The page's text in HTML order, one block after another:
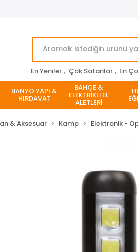
En Yeniler , Çok Satanlar , En
BANYO YAPI &
HIRDAVAT
BAHÇE &
ELEKTRİKLİ EL
ALETLERİ
& Aksesuar Kamp Elektronik -